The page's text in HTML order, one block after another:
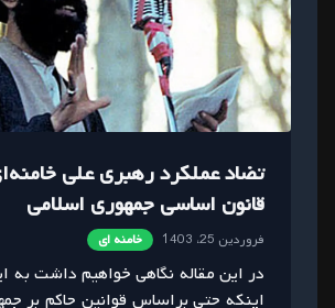
تضاد عملکرد رهبری علی
قانون اساسی جمهوری اسلامی
فروردین 25، 1403 خامنه ای
در این مقاله نگاهی خواهیم داشت به
اینکه حتی براساس قوانین حاکم بر